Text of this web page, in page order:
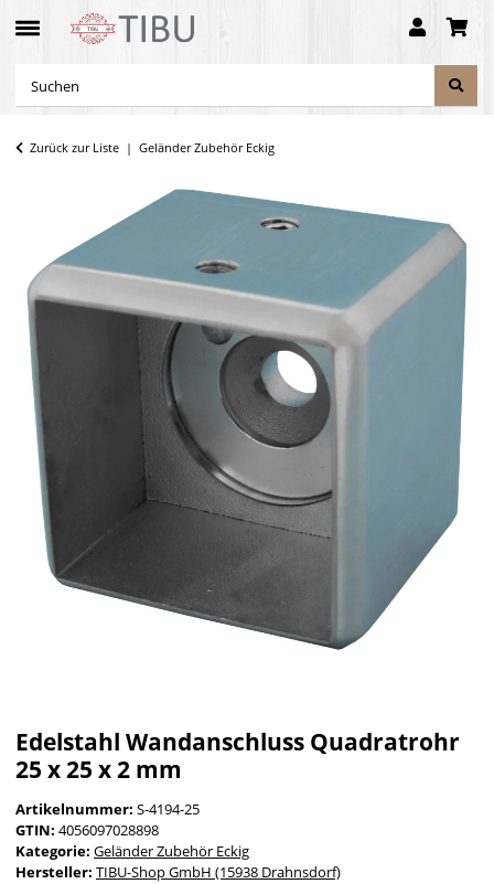
Zurück zur Liste Geländer Zubehör Eckig
Edelstahl Wandanschluss Quadratrohr
25 x 25 x 2 mm
Artikelnummer: S-4194-25
GTIN: 4056097028898
Kategorie: Geländer Zubehör Eckig
Hersteller: TIBU-Shop GmbH (15938 Drahnsdorf)